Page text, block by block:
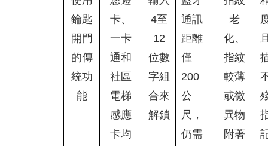
鑰匙
開門
的傳
統功
能
卡、
一卡
通和
社區
電梯
感應
卡均
4至
12
位數
字組
合來
解鎖
通訊
距離
僅
200
公
尺，
仍需
老
化、
指紋
較薄
或微
異物
附著